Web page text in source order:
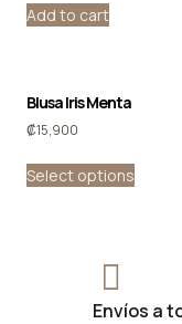
Add to cart
Blusa Iris Menta
₡15,900
Select options
Envíos a